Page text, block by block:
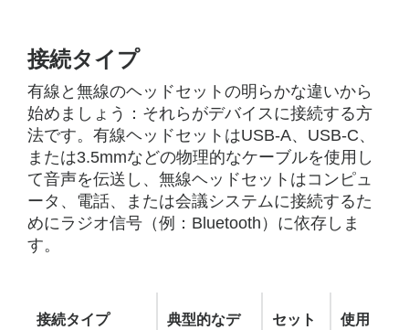
接続タイプ
有線と無線のヘッドセットの明らかな違いから
始めましょう：それらがデバイスに接続する方
法です。有線ヘッドセットはUSB-A、USB-C、
または3.5mmなどの物理的なケーブルを使用し
て音声を伝送し、無線ヘッドセットはコンピュ
ータ、電話、または会議システムに接続するた
めにラジオ信号（例：Bluetooth）に依存しま
す。
接続タイプ
典型的なデ
セット
使用